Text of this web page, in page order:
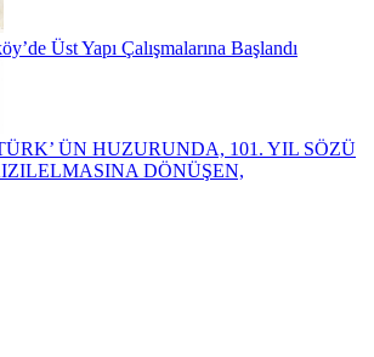
Üst Yapı Çalışmalarına Başlandı
ÜN HUZURUNDA, 101. YIL SÖZÜ
DÖNÜŞEN,